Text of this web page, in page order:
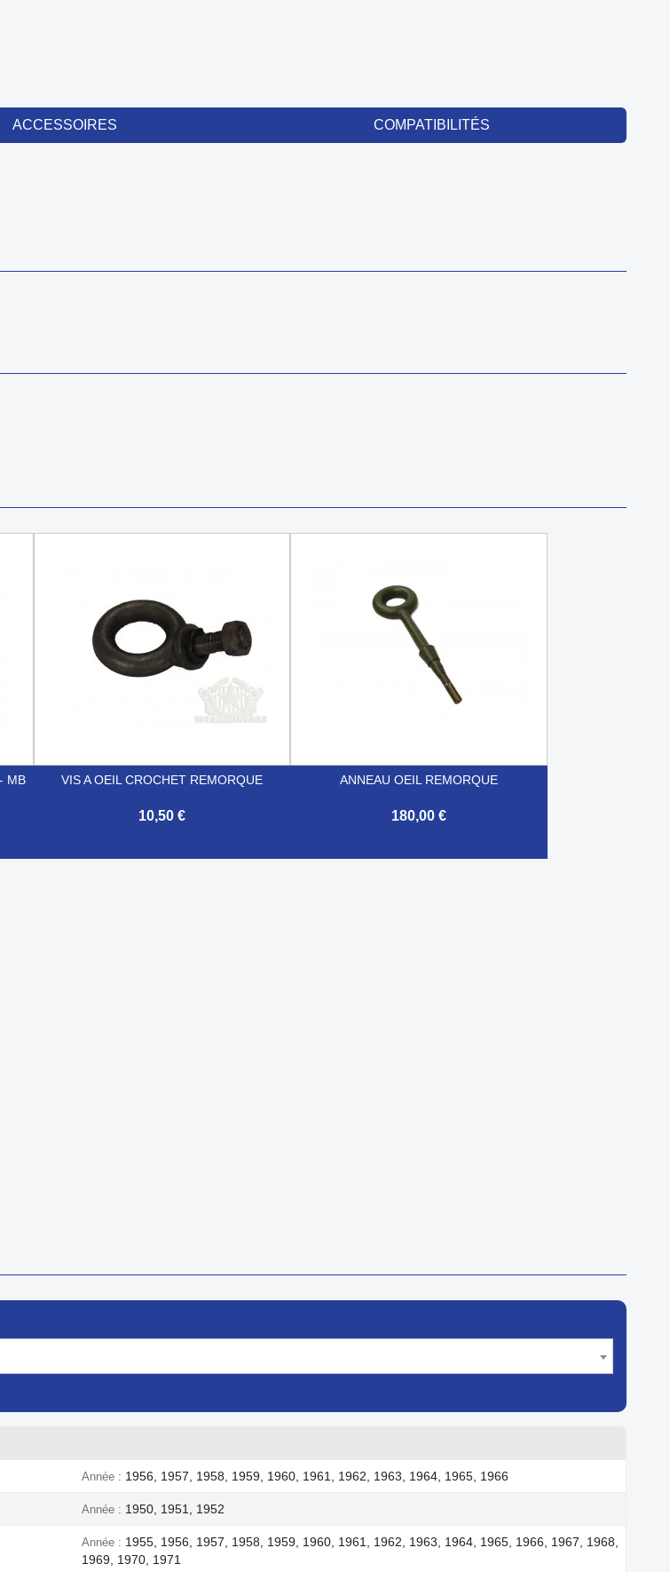
ACCESSOIRES COMPATIBILITÉS
MB VIS A OEIL CROCHET REMORQUE
10,50 €
ANNEAU OEIL REMORQUE
180,00 €
Année 1956, 1957, 1958, 1959, 1960, 1961, 1962, 1963, 1964, 1965, 1966
Année 1950, 1951, 1952
Année
1955, 1956, 1957, 1958, 1959, 1960, 1961, 1962, 1963, 1964, 1965, 1966, 1967, 1968,
1969, 1970, 1971